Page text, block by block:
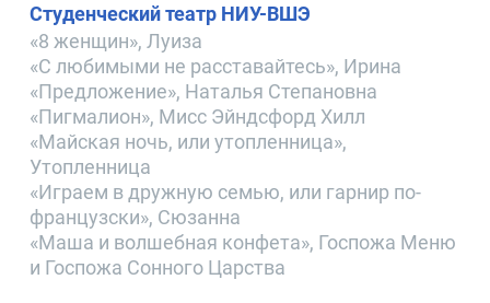
Студенческий театр НИУ-ВШЭ
«8 женщин», Луиза
«С любимыми не расставайтесь», Ирина
«Предложение», Наталья Степановна
«Пигмалион», Мисс Эйндсфорд Хилл
«Майская ночь, или утопленница»,
Утопленница
«Играем в дружную семью, или гарнир по-
французски», Сюзанна
«Маша и волшебная конфета», Госпожа Меню
и Госпожа Сонного Царства